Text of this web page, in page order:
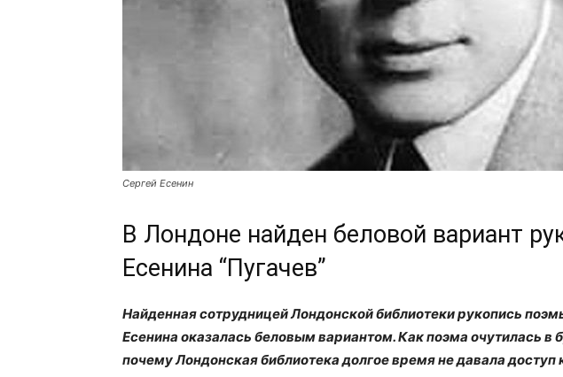
Сергей Есенин
В Лондоне найден беловой вариант
Есенина “Пугачев”
Найденная сотрудницей Лондонской библиотеки рукопись
Есенина оказалась беловым вариантом. Как поэма очутилась в
почему Лондонская библиотека долгое время не давала доступ